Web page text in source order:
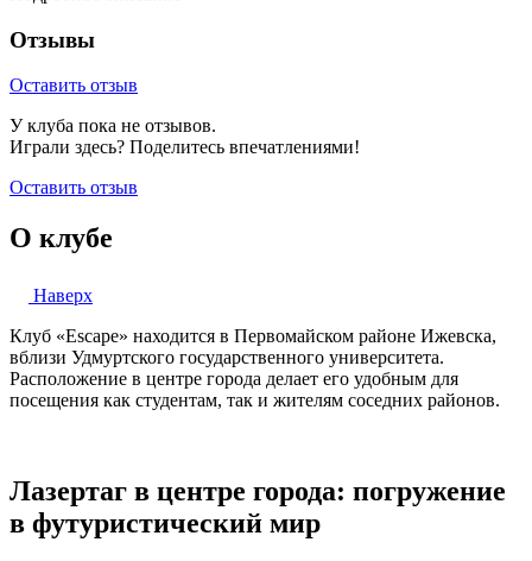
Отзывы
Оставить отзыв
У клуба пока не отзывов.
Играли здесь? Поделитесь впечатлениями!
Оставить отзыв
О клубе
Наверх
Клуб «Escape» находится в Первомайском районе Ижевска,
вблизи Удмуртского государственного университета.
Расположение в центре города делает его удобным для
посещения как студентам, так и жителям соседних районов.
Лазертаг в центре города: погружение
в футуристический мир